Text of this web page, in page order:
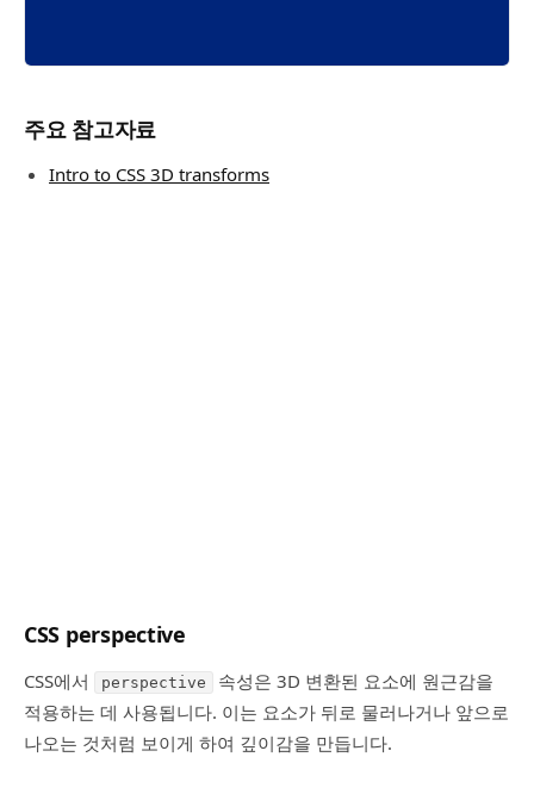
주요 참고자료
Intro to CSS 3D transforms
CSS perspective
CSS에서 perspective
속성은 3D 변환된 요소에 원근감을
적용하는 데 사용됩니다. 이는 요소가 뒤로 물러나거나 앞으로
나오는 것처럼 보이게 하여 깊이감을 만듭니다.